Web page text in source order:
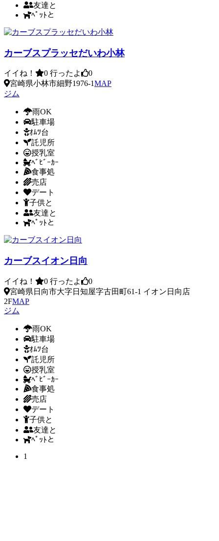
友達と
ﾍﾟｯﾄと
カーブスプラッセだいわ小林
イイね！ 0 行ったよ
0
宮崎県小林市細野1976-1MAP
ジム
雨OK
駐車場
ｵﾑﾂ台
託児所
授乳室
ﾍﾞﾋﾞｰｶｰ
食事処
売店
デート
子供と
友達と
ﾍﾟｯﾄと
カーブスイオン日向
イイね！ 0 行ったよ
0
宮崎県日向市大字日知屋字古田町61-1 イオン日向店
2FMAP
ジム
雨OK
駐車場
ｵﾑﾂ台
託児所
授乳室
ﾍﾞﾋﾞｰｶｰ
食事処
売店
デート
子供と
友達と
ﾍﾟｯﾄと
1